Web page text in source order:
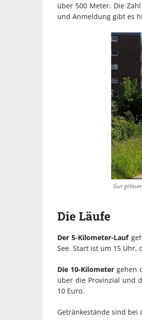
über 500 Meter. Die
und Anmeldung gibt es
Gut
Die Läufe
Der 5-Kilometer-Lauf
See. Start ist um 15 Uhr,
Die 10-Kilometer gehen
über die Provinzial und
10 Euro.
Getränkestände sind bei